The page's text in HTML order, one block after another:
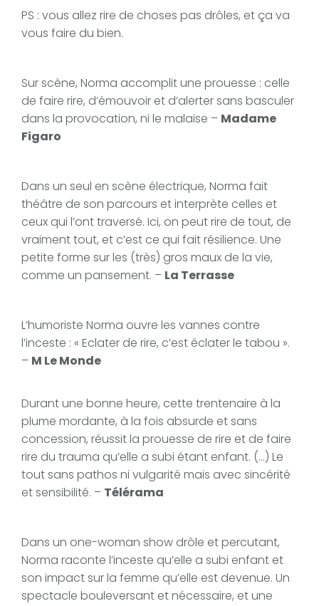
PS : vous allez rire de choses pas drôles, et ça va
vous faire du bien.
Sur scène, Norma accomplit une prouesse : celle
de faire rire, d’émouvoir et d’alerter sans basculer
dans la provocation, ni le malaise – Madame
Figaro
Dans un seul en scène électrique, Norma fait
théâtre de son parcours et interprète celles et
ceux qui l’ont traversé. Ici, on peut rire de tout, de
vraiment tout, et c’est ce qui fait résilience. Une
petite forme sur les (très) gros maux de la vie,
comme un pansement. – La Terrasse
L’humoriste Norma ouvre les vannes contre
l’inceste : « Eclater de rire, c’est éclater le tabou ».
– M Le Monde
Durant une bonne heure, cette trentenaire à la
plume mordante, à la fois absurde et sans
concession, réussit la prouesse de rire et de faire
rire du trauma qu’elle a subi étant enfant. (…) Le
tout sans pathos ni vulgarité mais avec sincérité
et sensibilité. – Télérama
Dans un one-woman show drôle et percutant,
Norma raconte l’inceste qu’elle a subi enfant et
son impact sur la femme qu’elle est devenue. Un
spectacle bouleversant et nécessaire, et une